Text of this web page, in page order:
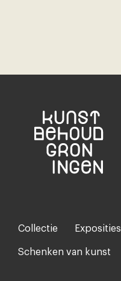
Footer-
menu
Collectie Exposities
Schenken van kunst